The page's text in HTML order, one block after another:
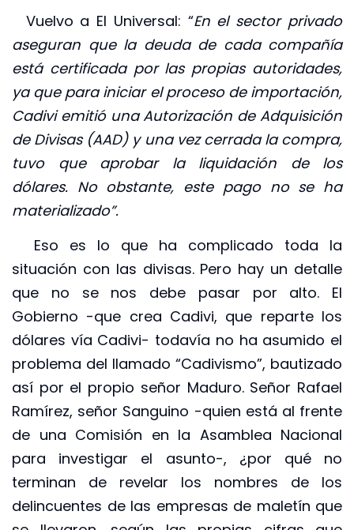
Vuelvo a El Universal: “En el sector privado
aseguran que la deuda de cada compañía
está certificada por las propias autoridades,
ya que para iniciar el proceso de importación,
Cadivi emitió una Autorización de Adquisición
de Divisas (AAD) y una vez cerrada la compra,
tuvo que aprobar la liquidación de los
dólares. No obstante, este pago no se ha
materializado”.
Eso es lo que ha complicado toda la
situación con las divisas. Pero hay un detalle
que no se nos debe pasar por alto. El
Gobierno -que crea Cadivi, que reparte los
dólares vía Cadivi- todavía no ha asumido el
problema del llamado “Cadivismo”, bautizado
así por el propio señor Maduro. Señor Rafael
Ramírez, señor Sanguino -quien está al frente
de una Comisión en la Asamblea Nacional
para investigar el asunto-, ¿por qué no
terminan de revelar los nombres de los
delincuentes de las empresas de maletín que